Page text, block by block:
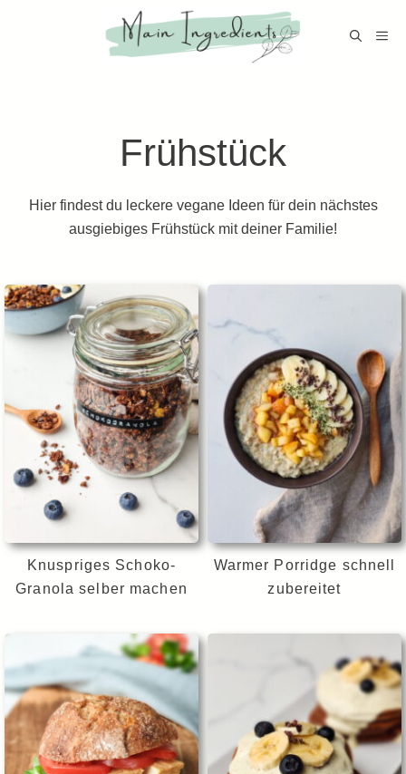
Frühstück
Hier findest du leckere vegane Ideen für dein nächstes
ausgiebiges Frühstück mit deiner Familie!
Knuspriges Schoko-
Granola selber machen
Warmer Porridge schnell
zubereitet